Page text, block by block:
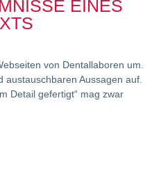
EINES
von Dentallaboren um.
Aussagen auf.
Detail gefertigt“ mag zwar